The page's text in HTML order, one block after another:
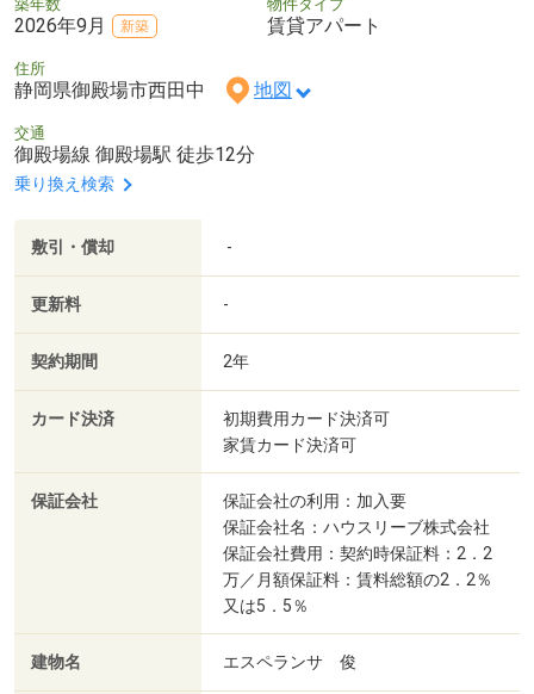
築年数
2026年9月 新築
物件タイプ
賃貸アパート
住所
静岡県御殿場市西田中 地図
交通
御殿場線 御殿場駅 徒歩12分
乗り換え検索
敷引・償却 -
更新料 -
契約期間 2年
カード決済
初期費用カード決済可
家賃カード決済可
保証会社
保証会社の利用：加入要
保証会社名：ハウスリーブ株式会社
保証会社費用：契約時保証料：2．2
万／月額保証料：賃料総額の2．2％
又は5．5％
建物名 エスペランサ 俊